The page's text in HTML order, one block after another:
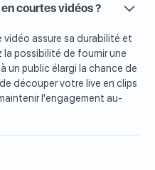
courtes vidéos ?
vidéo assure sa durabilité et
la possibilité de fournir une
un public élargi la chance de
découper votre live en clips
l'engagement au-